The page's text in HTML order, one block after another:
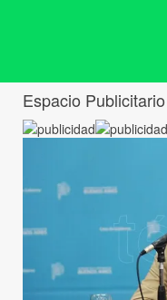
Espacio Publicitario